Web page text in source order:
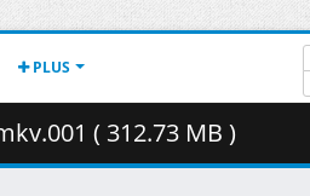
PLUS
( 312.73 MB )